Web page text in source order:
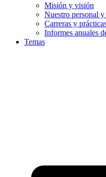
Misión y visión
Nuestro personal
Carreras y
Informes anuales
Temas